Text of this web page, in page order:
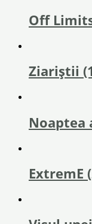
Off
Ziariștii
Noaptea
ExtremE